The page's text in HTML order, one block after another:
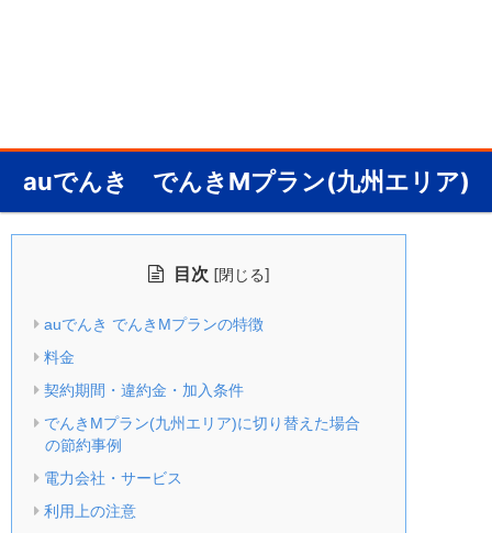
auでんき でんきMプラン(九州エリア)
目次 [閉じる]
auでんき でんきMプランの特徴
料金
契約期間・違約金・加入条件
でんきMプラン(九州エリア)に切り替えた場合
の節約事例
電力会社・サービス
利用上の注意